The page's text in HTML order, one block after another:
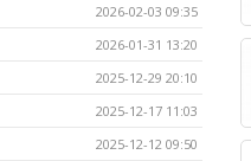
2026-02-03 09:35
2026-01-31 13:20
2025-12-29 20:10
2025-12-17 11:03
2025-12-12 09:50